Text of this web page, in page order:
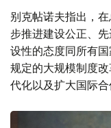
别克帖诺夫指出，
步推进建设公正、
设性的态度同所有
规定的大规模制度
代化以及扩大国际合